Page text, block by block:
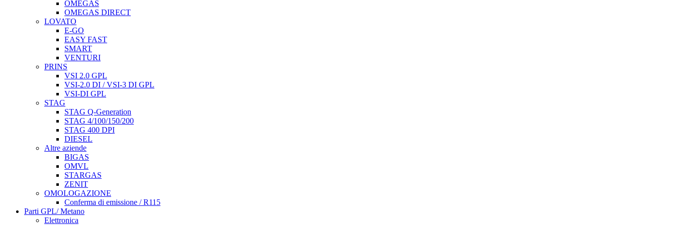
OMEGAS
OMEGAS DIRECT
LOVATO
E-GO
EASY FAST
SMART
VENTURI
PRINS
VSI 2.0 GPL
VSI-2.0 DI / VSI-3 DI GPL
VSI-DI GPL
STAG
STAG Q-Generation
STAG 4/100/150/200
STAG 400 DPI
DIESEL
Altre aziende
BIGAS
OMVL
STARGAS
ZENIT
OMOLOGAZIONE
Conferma di emissione / R115
Parti GPL/ Metano
Elettronica